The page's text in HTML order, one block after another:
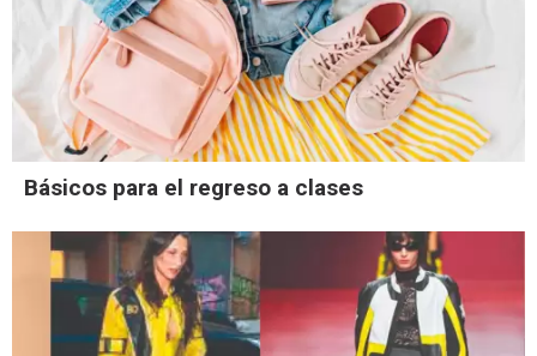
Básicos para el regreso a clases